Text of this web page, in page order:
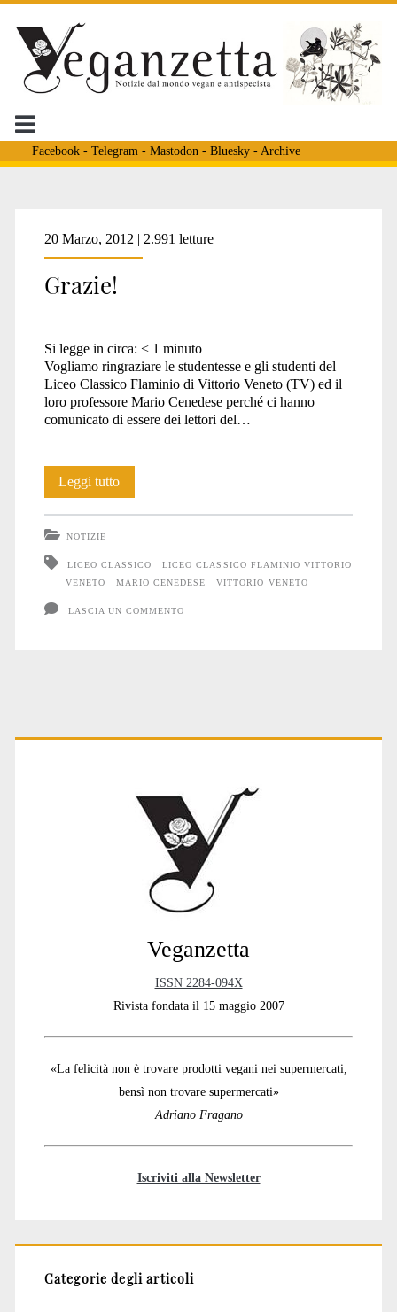
Facebook- Telegram - Mastodon - Bluesky- Archive
Tag:
<span>liceo
classico</span>
20 Marzo, 2012 | 2.991 letture
Grazie!
Si legge in circa: < 1 minuto
Vogliamo ringraziare le studentesse e gli studenti del
Liceo Classico Flaminio di Vittorio Veneto (TV) ed il
loro professore Mario Cenedese perché ci hanno
comunicato di essere dei lettori del…
Leggi tuttoGrazie!
NOTIZIE
LICEO CLASSICO
LICEO CLASSICO FLAMINIO VITTORIO
VENETO
MARIO CENEDESE VITTORIO VENETO
LASCIA UN COMMENTO
Primary
Veganzetta
ISSN 2284-094X
Rivista fondata il 15 maggio 2007
«La felicità non è trovare prodotti vegani nei supermercati,
bensì non trovare supermercati»
Adriano Fragano
Iscriviti alla Newsletter
Categorie degli articoli